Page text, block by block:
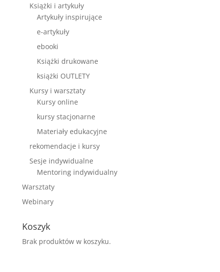
Książki i artykuły
Artykuły inspirujące
e-artykuły
ebooki
Książki drukowane
książki OUTLETY
Kursy i warsztaty
Kursy online
kursy stacjonarne
Materiały edukacyjne
rekomendacje i kursy
Sesje indywidualne
Mentoring indywidualny
Warsztaty
Webinary
Koszyk
Brak produktów w koszyku.